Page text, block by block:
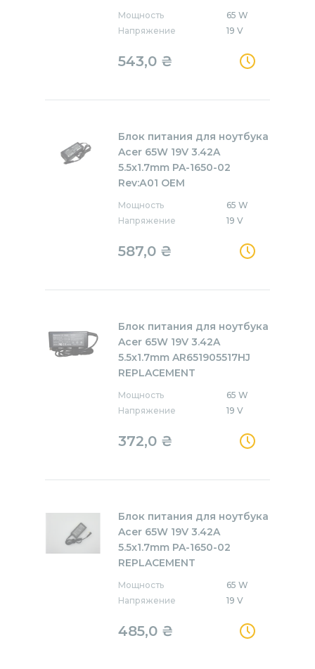
Мощность
65 W
Напряжение
19 V
543,0 ₴
Блок питания для ноутбука
Acer 65W 19V 3.42A
5.5x1.7mm PA-1650-02
Rev:А01 OEM
Мощность
65 W
Напряжение
19 V
587,0 ₴
Блок питания для ноутбука
Acer 65W 19V 3.42A
5.5x1.7mm AR651905517HJ
REPLACEMENT
Мощность
65 W
Напряжение
19 V
372,0 ₴
Блок питания для ноутбука
Acer 65W 19V 3.42A
5.5x1.7mm PA-1650-02
REPLACEMENT
Мощность
65 W
Напряжение
19 V
485,0 ₴